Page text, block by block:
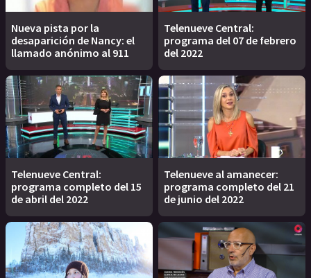
Nueva pista por la
desaparición de Nancy: el
llamado anónimo al 911
Telenueve Central:
programa del 07 de febrero
del 2022
Telenueve Central:
programa completo del 15
de abril del 2022
Telenueve al amanecer:
programa completo del 21
de junio del 2022